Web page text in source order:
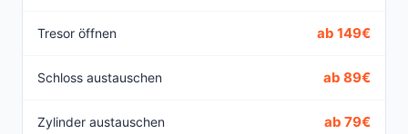
Tresor öffnen ab 149€
Schloss austauschen ab 89€
Zylinder austauschen ab 79€